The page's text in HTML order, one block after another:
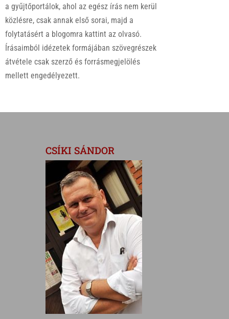
a gyűjtőportálok, ahol az egész írás nem kerül
közlésre, csak annak első sorai, majd a
folytatásért a blogomra kattint az olvasó.
Írásaimból idézetek formájában szövegrészek
átvétele csak szerző és forrásmegjelölés
mellett engedélyezett.
CSÍKI SÁNDOR